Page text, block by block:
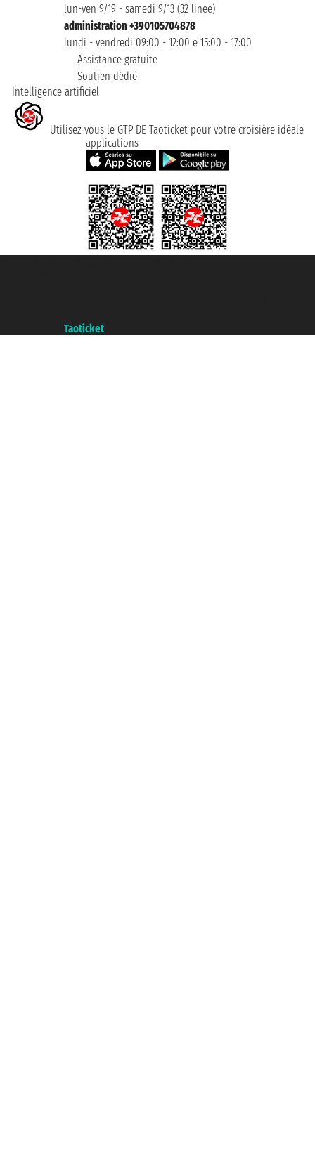
lun-ven 9/19 - samedi 9/13 (32 linee)
administration +390105704878
lundi - vendredi 09:00 - 12:00 e 15:00 - 17:00
Assistance gratuite
Soutien dédié
Intelligence artificiel
Utilisez vous le GTP DE Taoticket pour votre croisière idéale
applications
Taoticket